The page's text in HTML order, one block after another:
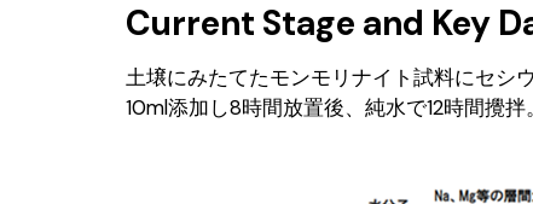
Current Stage and Key
土壌にみたてたモンモリナイト試料にセシ
10ml添加し8時間放置後、純水で12時間攪